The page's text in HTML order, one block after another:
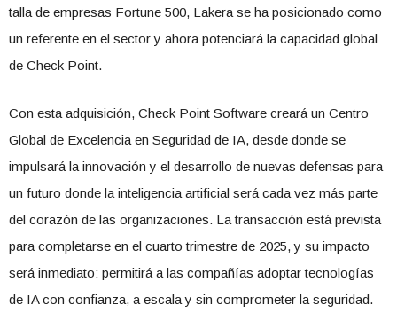
talla de empresas Fortune 500, Lakera se ha posicionado como
un referente en el sector y ahora potenciará la capacidad global
de Check Point.
Con esta adquisición, Check Point Software creará un Centro
Global de Excelencia en Seguridad de IA, desde donde se
impulsará la innovación y el desarrollo de nuevas defensas para
un futuro donde la inteligencia artificial será cada vez más parte
del corazón de las organizaciones. La transacción está prevista
para completarse en el cuarto trimestre de 2025, y su impacto
será inmediato: permitirá a las compañías adoptar tecnologías
de IA con confianza, a escala y sin comprometer la seguridad.